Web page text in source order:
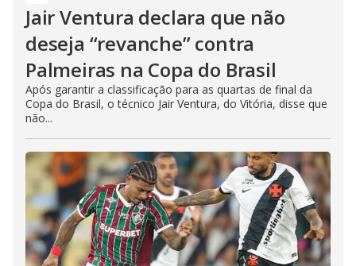
Jair Ventura declara que não
deseja “revanche” contra
Palmeiras na Copa do Brasil
Após garantir a classificação para as quartas de final da
Copa do Brasil, o técnico Jair Ventura, do Vitória, disse que
não...